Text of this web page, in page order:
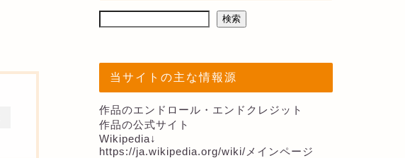
検索
当サイトの主な情報源
作品のエンドロール・エンドクレジット
作品の公式サイト
Wikipedia↓
https://ja.wikipedia.org/wiki/メインページ